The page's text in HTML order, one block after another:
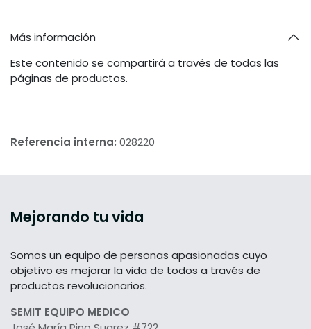
Más información
Este contenido se compartirá a través de todas las
páginas de productos.
Referencia interna: 028220
Mejorando tu vida
Somos un equipo de personas apasionadas cuyo
objetivo es mejorar la vida de todos a través de
productos revolucionarios.
SEMIT EQUIPO MEDICO